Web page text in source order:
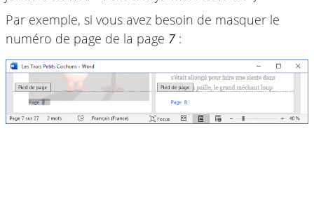
Par exemple, si vous avez besoin de masquer le
numéro de page de la page 7 :